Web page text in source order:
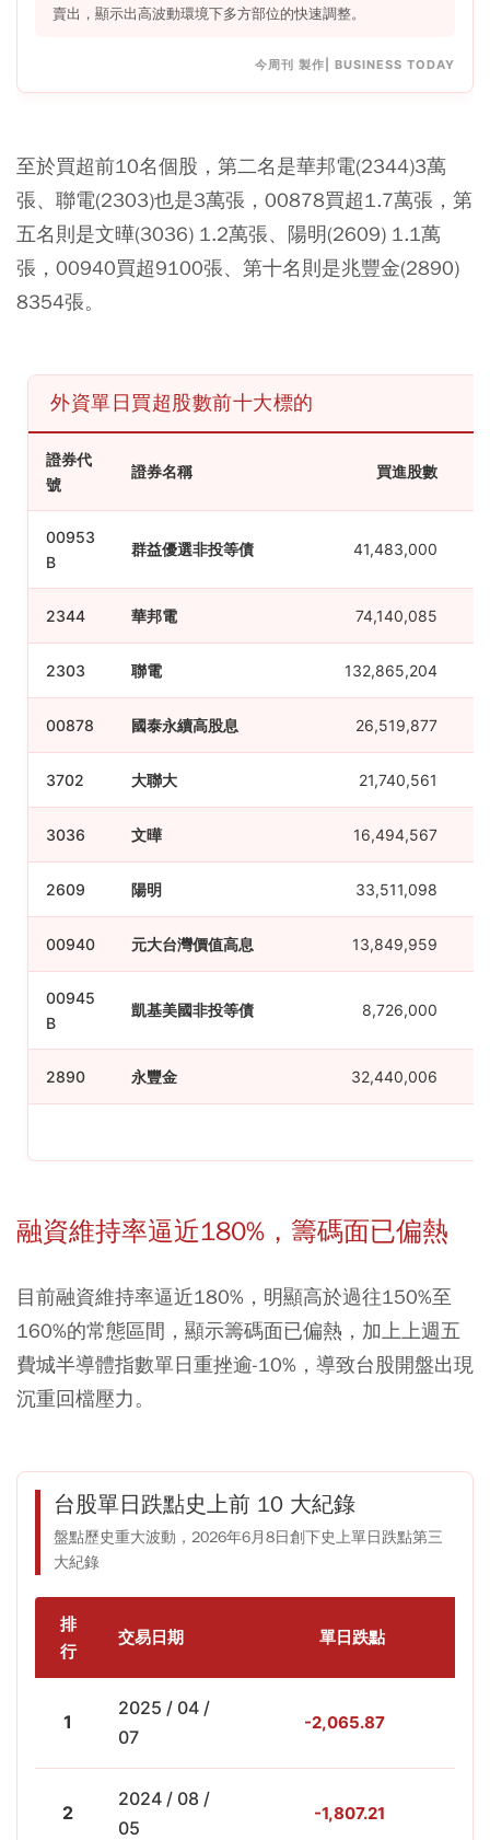
賣出，顯示出高波動環境下多方部位的快速調整。
今周刊 製作| BUSINESS TODAY
至於買超前10名個股，第二名是華邦電(2344)3萬
張、聯電(2303)也是3萬張，00878買超1.7萬張，第
五名則是文曄(3036) 1.2萬張、陽明(2609) 1.1萬
張，00940買超9100張、第十名則是兆豐金(2890)
8354張。
外資單日買超股數前十大標的
證券代
號
證券名稱 買進股數
00953
B
群益優選非投等債 41,483,000
2344 華邦電 74,140,085
2303 聯電 132,865,204
00878 國泰永續高股息 26,519,877
3702 大聯大 21,740,561
3036 文曄 16,494,567
2609 陽明 33,511,098
00940 元大台灣價值高息 13,849,959
00945
B
凱基美國非投等債 8,726,000
2890 永豐金 32,440,006
融資維持率逼近180%，籌碼面已偏熱
目前融資維持率逼近180%，明顯高於過往150%至
160%的常態區間，顯示籌碼面已偏熱，加上上週五
費城半導體指數單日重挫逾-10%，導致台股開盤出現
沉重回檔壓力。
台股單日跌點史上前 10 大紀錄
盤點歷史重大波動，2026年6月8日創下史上單日跌點第三
大紀錄
排
行
交易日期 單日跌點
1
2025 / 04 /
07
-2,065.87
2
2024 / 08 /
05
-1,807.21